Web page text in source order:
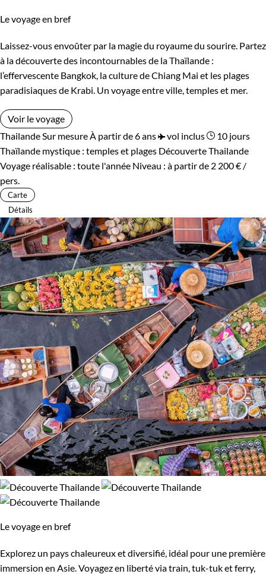
Le voyage en bref
Laissez-vous envoûter par la magie du royaume du sourire. Partez
à la découverte des incontournables de la Thaïlande :
l’effervescente Bangkok, la culture de Chiang Mai et les plages
paradisiaques de Krabi. Un voyage entre ville, temples et mer.
Voir le voyage
Thailande Sur mesure À partir de 6 ans vol inclus
10 jours
Thaïlande mystique : temples et plages Découverte Thailande
Voyage réalisable : toute l'année Niveau : à partir de 2 200 € /
pers.
Carte
Détails
Le voyage en bref
Explorez un pays chaleureux et diversifié, idéal pour une première
immersion en Asie. Voyagez en liberté via train, tuk-tuk et ferry,